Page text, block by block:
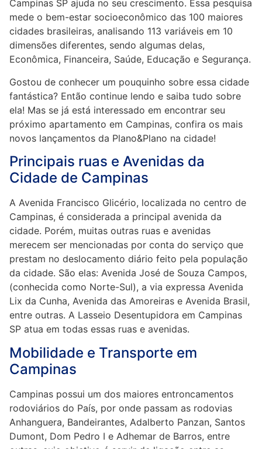
Campinas SP ajuda no seu crescimento. Essa pesquisa
mede o bem-estar socioeconômico das 100 maiores
cidades brasileiras, analisando 113 variáveis em 10
dimensões diferentes, sendo algumas delas,
Econômica, Financeira, Saúde, Educação e Segurança.
Gostou de conhecer um pouquinho sobre essa cidade
fantástica? Então continue lendo e saiba tudo sobre
ela! Mas se já está interessado em encontrar seu
próximo apartamento em Campinas, confira os mais
novos lançamentos da Plano&Plano na cidade!
Principais ruas e Avenidas da
Cidade de Campinas
A Avenida Francisco Glicério, localizada no centro de
Campinas, é considerada a principal avenida da
cidade. Porém, muitas outras ruas e avenidas
merecem ser mencionadas por conta do serviço que
prestam no deslocamento diário feito pela população
da cidade. São elas: Avenida José de Souza Campos,
(conhecida como Norte-Sul), a via expressa Avenida
Lix da Cunha, Avenida das Amoreiras e Avenida Brasil,
entre outras. A Lasseio Desentupidora em Campinas
SP atua em todas essas ruas e avenidas.
Mobilidade e Transporte em
Campinas
Campinas possui um dos maiores entroncamentos
rodoviários do País, por onde passam as rodovias
Anhanguera, Bandeirantes, Adalberto Panzan, Santos
Dumont, Dom Pedro I e Adhemar de Barros, entre